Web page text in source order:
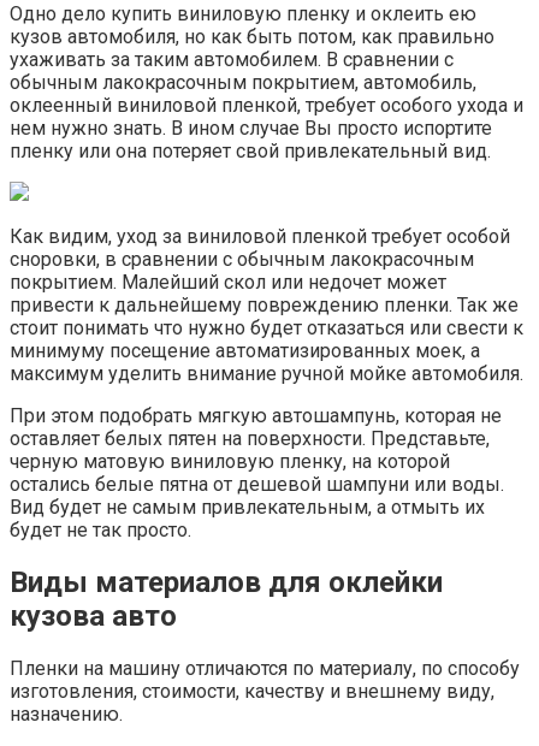
Одно дело купить виниловую пленку и оклеить ею
кузов автомобиля, но как быть потом, как правильно
ухаживать за таким автомобилем. В сравнении с
обычным лакокрасочным покрытием, автомобиль,
оклеенный виниловой пленкой, требует особого ухода и
нем нужно знать. В ином случае Вы просто испортите
пленку или она потеряет свой привлекательный вид.
Как видим, уход за виниловой пленкой требует особой
сноровки, в сравнении с обычным лакокрасочным
покрытием. Малейший скол или недочет может
привести к дальнейшему повреждению пленки. Так же
стоит понимать что нужно будет отказаться или свести к
минимуму посещение автоматизированных моек, а
максимум уделить внимание ручной мойке автомобиля.
При этом подобрать мягкую автошампунь, которая не
оставляет белых пятен на поверхности. Представьте,
черную матовую виниловую пленку, на которой
остались белые пятна от дешевой шампуни или воды.
Вид будет не самым привлекательным, а отмыть их
будет не так просто.
Виды материалов для оклейки
кузова авто
Пленки на машину отличаются по материалу, по способу
изготовления, стоимости, качеству и внешнему виду,
назначению.